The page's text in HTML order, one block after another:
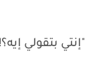
"إنتي بتقولي